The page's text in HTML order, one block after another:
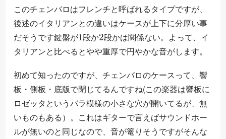
このチェンバロはフレンチと呼ばれるタイプですが、
後述のイタリアンとの違いはケースが上下に分厚い事
だそうです 鍵 盤 が 段か 段 か は 関 係な い
鍵盤が1段か 2段か は関
係ない
。よって、イ
タリアンと比べるとやや重厚で円やかな音がします。
初めて知ったのですが、チェンバロのケースって、響
板・側板・底版で閉じてるんですね(この楽器は響板に
ロゼッタというバラ模様の小さな穴が開いてるが、無
いものもある）。これはギターで言えばサウンドホー
ルが無いのと同じなので、音が篭りそうですがそんな